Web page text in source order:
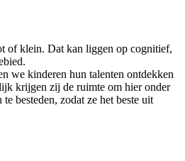
of klein. Dat kan liggen op cognitief,
we kinderen hun talenten ontdekken
krijgen zij de ruimte om hier onder
besteden, zodat ze het beste uit